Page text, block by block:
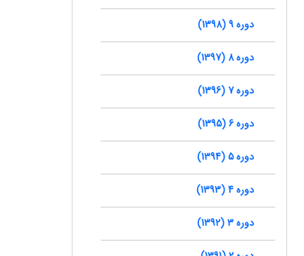
دوره 9 (1398)
دوره 8 (1397)
دوره 7 (1396)
دوره 6 (1395)
دوره 5 (1394)
دوره 4 (1393)
دوره 3 (1392)